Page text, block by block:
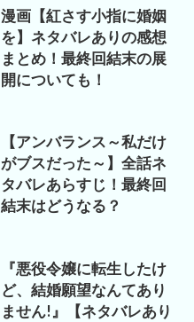
漫画【紅さす小指に婚姻
を】ネタバレありの感想
まとめ！最終回結末の展
開についても！
【アンバランス～私だけ
がブスだった～】全話ネ
タバレあらすじ！最終回
結末はどうなる？
『悪役令嬢に転生したけ
ど、結婚願望なんてあり
ません!』【ネタバレあり